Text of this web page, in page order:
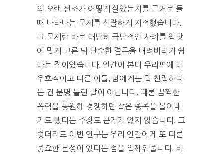
의 오랜 선조가 어떻게 살았는지를 근거로 들
때 나타나는 문제를 신랄하게 지적했습니다.
그 문제란 바로 대단히 극단적인 사례를 입맛
에 맞게 고른 뒤 단순한 결론을 내려버리기 쉽
다는 점이었습니다. 인간이 본디 우리편에 더
우호적이고 다른 이들, 남에게는 덜 친절하다
는 건 분명 틀린 말이 아닙니다. 때론 끔찍한
폭력을 동원해 경쟁하던 같은 종족을 몰아내
기도 했다는 주장도 근거가 없지 않습니다. 그
렇더라도 이번 연구는 우리 인간에게 또 다른
중요한 본성이 있다는 점을 일깨워줍니다. 바